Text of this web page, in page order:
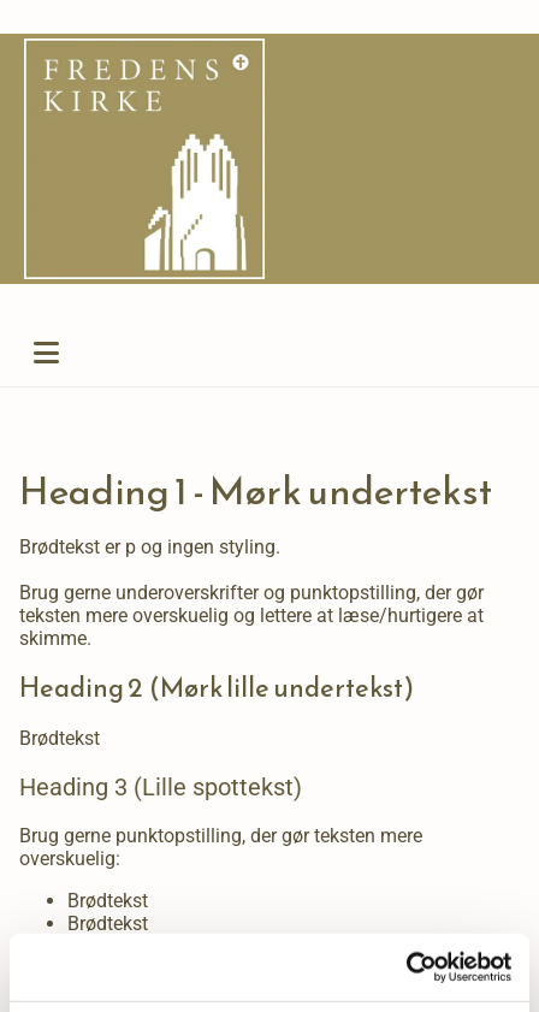
Heading 1 - Mørk undertekst
Brødtekst er p og ingen styling.
Brug gerne underoverskrifter og punktopstilling, der gør
teksten mere overskuelig og lettere at læse/hurtigere at
skimme.
Heading 2 (Mørk lille undertekst)
Brødtekst
Heading 3 (Lille spottekst)
Brug gerne punktopstilling, der gør teksten mere
overskuelig:
Brødtekst
Brødtekst
fremhævet, kan tydeliggøres ved